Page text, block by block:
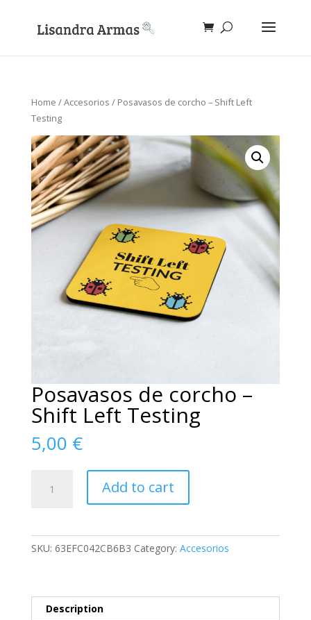
Home /Accesorios / Posavasos de corcho – Shift Left
Testing
Posavasos de corcho –
Shift Left Testing
5,00 €
Add to cart
SKU: 63EFC042CB6B3 Category: Accesorios
Description